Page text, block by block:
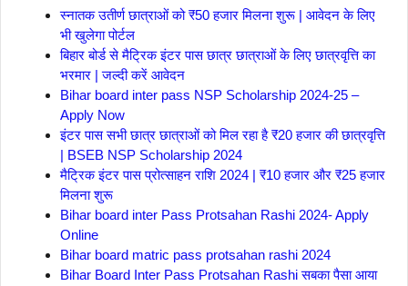
स्नातक उतीर्ण छात्राओं को ₹50 हजार मिलना शुरू | आवेदन के लिए
भी खुलेगा पोर्टल
बिहार बोर्ड से मैट्रिक इंटर पास छात्र छात्राओं के लिए छात्रवृत्ति का
भरमार | जल्दी करें आवेदन
Bihar board inter pass NSP Scholarship 2024-25 –
Apply Now
इंटर पास सभी छात्र छात्राओं को मिल रहा है ₹20 हजार की छात्रवृत्ति
| BSEB NSP Scholarship 2024
मैट्रिक इंटर पास प्रोत्साहन राशि 2024 | ₹10 हजार और ₹25 हजार
मिलना शुरू
Bihar board inter Pass Protsahan Rashi 2024- Apply
Online
Bihar board matric pass protsahan rashi 2024
Bihar Board Inter Pass Protsahan Rashi सबका पैसा आया